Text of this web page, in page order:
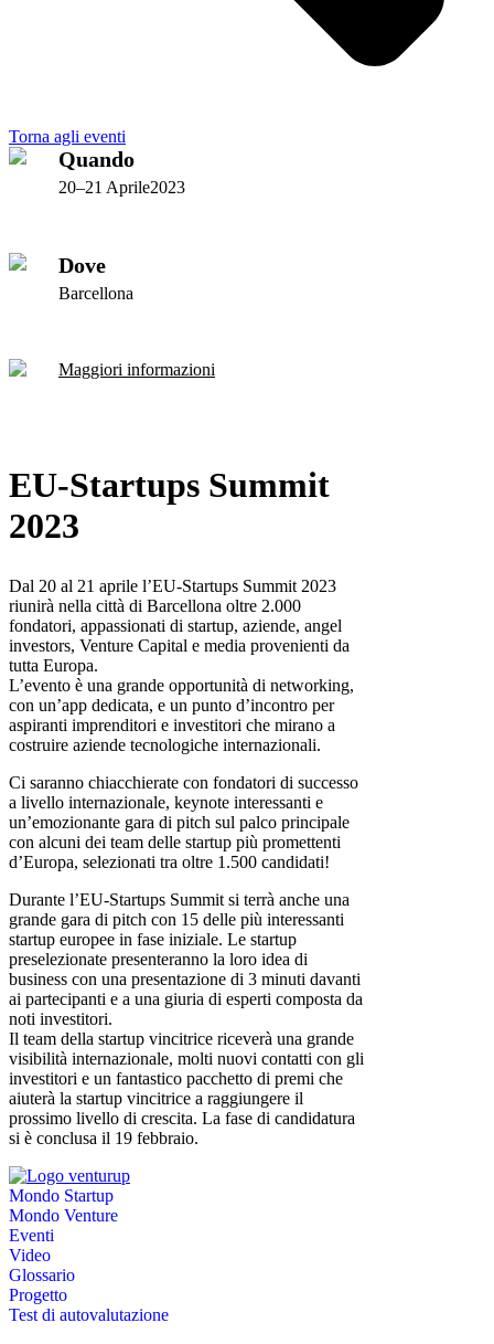
Torna agli eventi
EU-Startups Summit
2023
Dal 20 al 21 aprile l’EU-Startups Summit 2023
riunirà nella città di Barcellona oltre 2.000
fondatori, appassionati di startup, aziende, angel
investors, Venture Capital e media provenienti da
tutta Europa.
L’evento è una grande opportunità di networking,
con un’app dedicata, e un punto d’incontro per
aspiranti imprenditori e investitori che mirano a
costruire aziende tecnologiche internazionali.
Ci saranno chiacchierate con fondatori di successo
a livello internazionale, keynote interessanti e
un’emozionante gara di pitch sul palco principale
con alcuni dei team delle startup più promettenti
d’Europa, selezionati tra oltre 1.500 candidati!
Durante l’EU-Startups Summit si terrà anche una
grande gara di pitch con 15 delle più interessanti
startup europee in fase iniziale. Le startup
preselezionate presenteranno la loro idea di
business con una presentazione di 3 minuti davanti
ai partecipanti e a una giuria di esperti composta da
noti investitori.
Il team della startup vincitrice riceverà una grande
visibilità internazionale, molti nuovi contatti con gli
investitori e un fantastico pacchetto di premi che
aiuterà la startup vincitrice a raggiungere il
prossimo livello di crescita. La fase di candidatura
si è conclusa il 19 febbraio.
Quando
20–21 Aprile2023
Dove
Barcellona
Maggiori informazioni
Mondo Startup
Mondo Venture
Eventi
Video
Glossario
Progetto
Test di autovalutazione